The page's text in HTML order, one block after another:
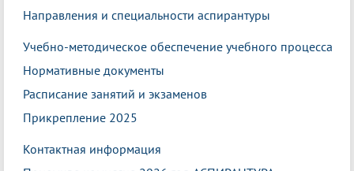
Направления и специальности аспирантуры
Учебно-методическое обеспечение учебного процесса
Нормативные документы
Расписание занятий и экзаменов
Прикрепление 2025
Контактная информация